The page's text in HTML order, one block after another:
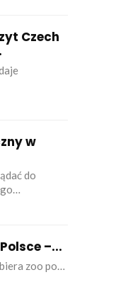
Czech
w
do
–...
zoo po…